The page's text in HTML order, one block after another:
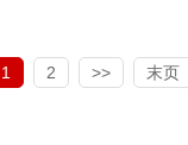
1 2 >> 末页